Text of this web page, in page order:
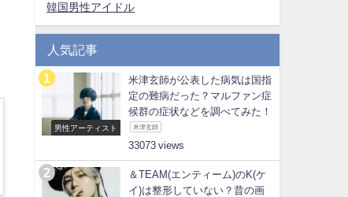
韓国男性アイドル
人気記事
男性アーティスト
米津玄師が公表した病気は国指
定の難病だった？マルファン症
候群の症状などを調べてみた！
米津玄師
33073
＆TEAM(エンティーム)のK(ケ
イ)は整形していない？昔の画